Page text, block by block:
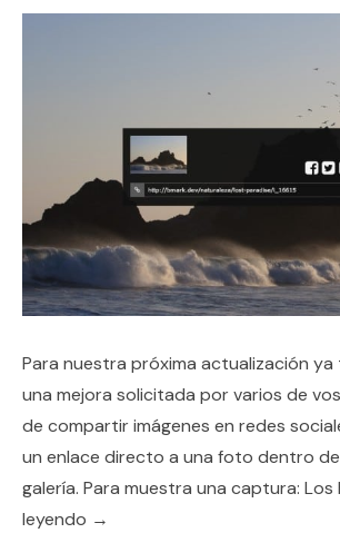
Para nuestra próxima actualización ya
una mejora solicitada por varios de
de compartir imágenes en redes
un enlace directo a una foto dentro
galería. Para muestra una captura:
leyendo →